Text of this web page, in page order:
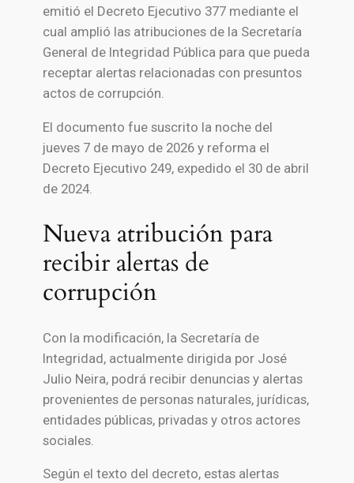
emitió el Decreto Ejecutivo 377 mediante el
cual amplió las atribuciones de la Secretaría
General de Integridad Pública para que pueda
receptar alertas relacionadas con presuntos
actos de corrupción.
El documento fue suscrito la noche del
jueves 7 de mayo de 2026 y reforma el
Decreto Ejecutivo 249, expedido el 30 de abril
de 2024.
Nueva atribución para
recibir alertas de
corrupción
Con la modificación, la Secretaría de
Integridad, actualmente dirigida por José
Julio Neira, podrá recibir denuncias y alertas
provenientes de personas naturales, jurídicas,
entidades públicas, privadas y otros actores
sociales.
Según el texto del decreto, estas alertas